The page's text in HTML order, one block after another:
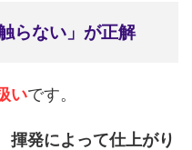
らない」が正解
いです。
揮発によって仕上がり